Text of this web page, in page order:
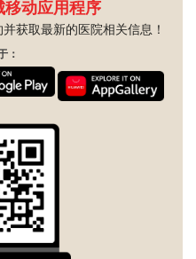
移动应用程序
获取最新的医院相关信息！
：